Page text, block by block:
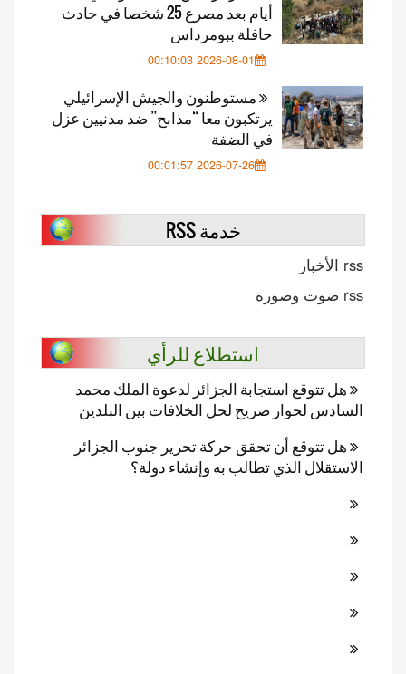
أيام بعد مصرع 25 شخصا في حادث
حافلة ببومرداس
2026-08-01 00:10:03
مستوطنون والجيش الإسرائيلي
يرتكبون معا “مذابح” ضد مدنيين عزل
في الضفة
2026-07-26 00:01:57
خدمة RSS
rss الأخبار
rss صوت وصورة
استطلاع للرأي
هل تتوقع استجابة الجزائر لدعوة الملك محمد
السادس لحوار صريح لحل الخلافات بين البلدين
هل تتوقع أن تحقق حركة تحرير جنوب الجزائر
الاستقلال الذي تطالب به وإنشاء دولة؟